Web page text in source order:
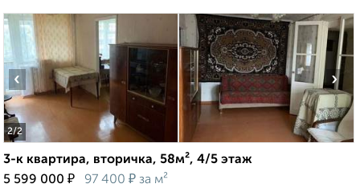
2/2
‹ ›
3-к квартира, вторичка, 58м², 4/5 этаж
5 599 000 ₽ 97 400 ₽ за м²